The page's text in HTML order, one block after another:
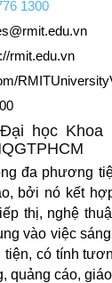
1300
rmit.edu.vn
học Khoa
đa phương
bởi nó kết
thị, nghệ
vào việc
có tính
quảng cáo,